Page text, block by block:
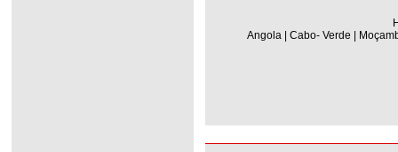
Angola | Cabo- Verde |